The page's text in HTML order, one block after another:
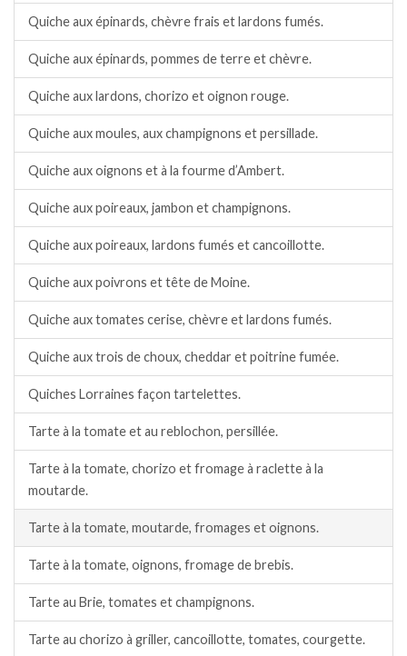
Quiche aux épinards, chèvre frais et lardons fumés.
Quiche aux épinards, pommes de terre et chèvre.
Quiche aux lardons, chorizo et oignon rouge.
Quiche aux moules, aux champignons et persillade.
Quiche aux oignons et à la fourme d’Ambert.
Quiche aux poireaux, jambon et champignons.
Quiche aux poireaux, lardons fumés et cancoillotte.
Quiche aux poivrons et tête de Moine.
Quiche aux tomates cerise, chèvre et lardons fumés.
Quiche aux trois de choux, cheddar et poitrine fumée.
Quiches Lorraines façon tartelettes.
Tarte à la tomate et au reblochon, persillée.
Tarte à la tomate, chorizo et fromage à raclette à la
moutarde.
Tarte à la tomate, moutarde, fromages et oignons.
Tarte à la tomate, oignons, fromage de brebis.
Tarte au Brie, tomates et champignons.
Tarte au chorizo à griller, cancoillotte, tomates, courgette.